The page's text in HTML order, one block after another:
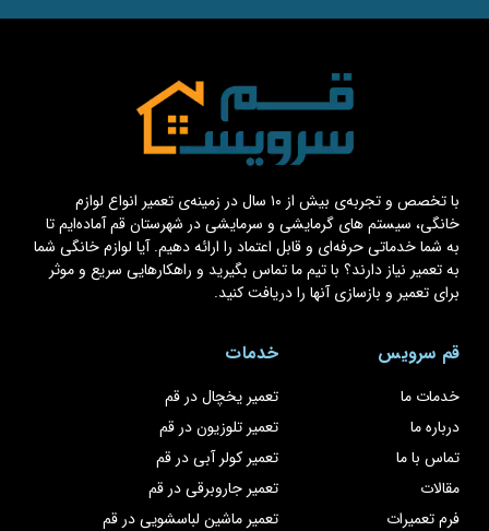
با تخصص و تجربه‌ی بیش از ۱۰ سال در زمینه‌ی تعمیر انواع لوازم
خانگی، سیستم های گرمایشی و سرمایشی در شهرستان قم آماده‌ایم تا
به شما خدماتی حرفه‌ای و قابل اعتماد را ارائه دهیم. آیا لوازم خانگی شما
به تعمیر نیاز دارند؟ با تیم ما تماس بگیرید و راهکارهایی سریع و موثر
برای تعمیر و بازسازی آنها را دریافت کنید.
قم سرویس
خدمات ما
درباره ما
تماس با ما
مقالات
فرم تعمیرات
خدمات
تعمیر یخچال در قم
تعمیر تلوزیون در قم
تعمیر کولر آبی در قم
تعمیر جاروبرقی در قم
تعمیر ماشین لباسشویی در قم